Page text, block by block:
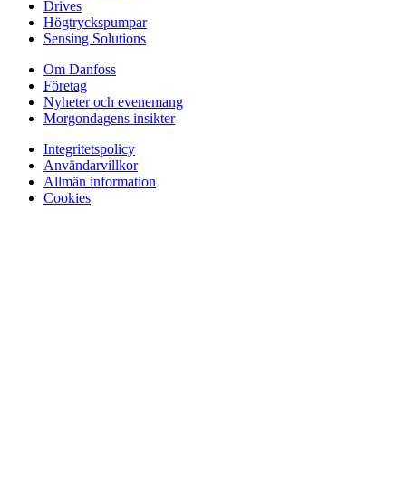
Drives
Högtryckspumpar
Sensing Solutions
Om Danfoss
Företag
Nyheter och evenemang
Morgondagens insikter
Integritetspolicy
Användarvillkor
Allmän information
Cookies